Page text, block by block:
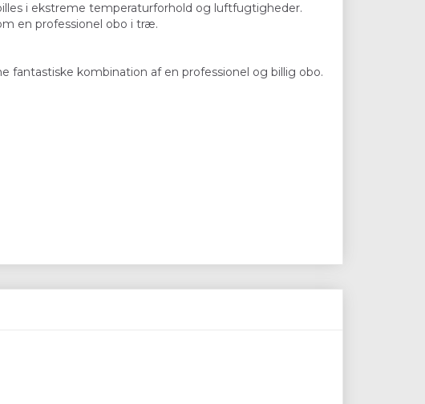
i ekstreme temperaturforhold og luftfugtigheder.
en professionel obo i træ.
kombination af en professionel og billig obo.